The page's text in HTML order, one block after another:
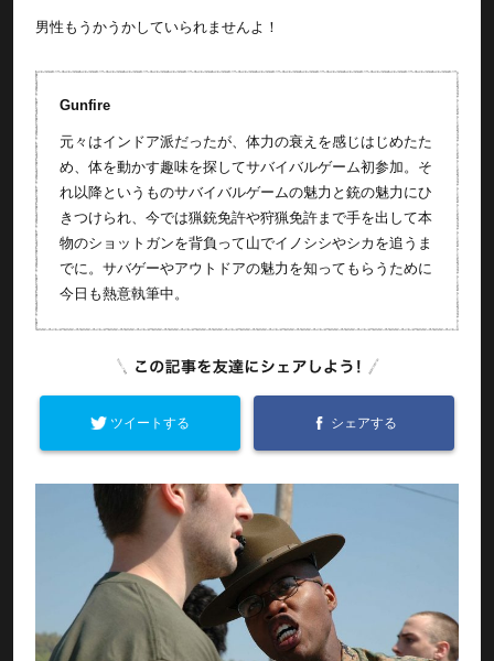
男性もうかうかしていられませんよ！
Gunfire
元々はインドア派だったが、体力の衰えを感じはじめたた
め、体を動かす趣味を探してサバイバルゲーム初参加。そ
れ以降というものサバイバルゲームの魅力と銃の魅力にひ
きつけられ、今では猟銃免許や狩猟免許まで手を出して本
物のショットガンを背負って山でイノシシやシカを追うま
でに。サバゲーやアウトドアの魅力を知ってもらうために
今日も熱意執筆中。
ツイートする シェアする